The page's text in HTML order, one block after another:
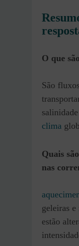
O que
São
clima
Quais
nas
geleiras e
estão